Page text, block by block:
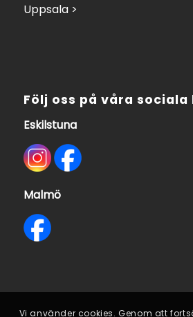
Uppsala >
Följ oss på våra
Eskilstuna
Malmö
Vi använder cookies. Genom att